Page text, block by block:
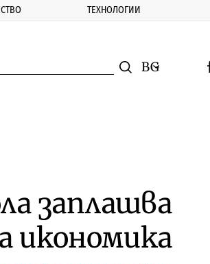
ТЕХНОЛОГИИ
Смяна на
заплашва
икономика